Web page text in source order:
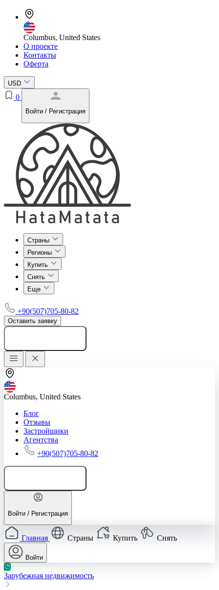
Columbus, United States
О проекте
Контакты
Оферта
USD
0
Войти / Регистрация
Страны
Регионы
Купить
Снять
Еще
+90(507)705-80-82
Оставить заявку
Columbus, United States
Блог
Отзывы
Застройщики
Агентства
+90(507)705-80-82
Войти / Регистрация
Главная Страны Купить Снять
Войти
Зарубежная недвижимость